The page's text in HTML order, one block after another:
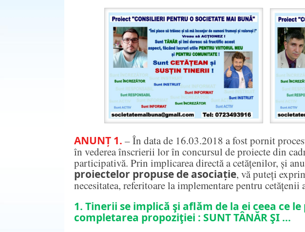
ANUNȚ 1. – În data de 16.03.2018 a fost pornit
în vederea înscrierii lor în concursul de proiecte din
participativă. Prin implicarea directă a cetățenilor, și
proiectelor propuse de asociație, vă puteți
necesitatea, referitoare la implementare pentru
1. Tinerii se implică şi aflăm de la ei ceea ce
completarea propoziţiei : SUNT TÂNĂR ŞI …